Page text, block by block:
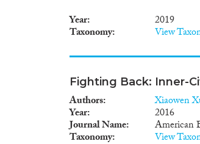
infrage
und
die
politischer
politischen
Year 2019
Taxonomy View
Fighting Back: Inner-
Authors Xiaowen
Year 2016
Journal Name American
Taxonomy View